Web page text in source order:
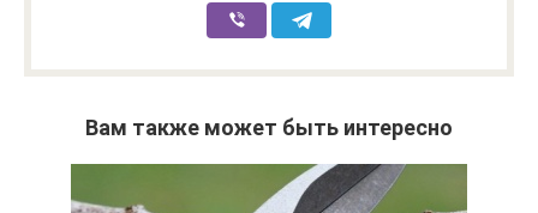
Вам также может быть интересно